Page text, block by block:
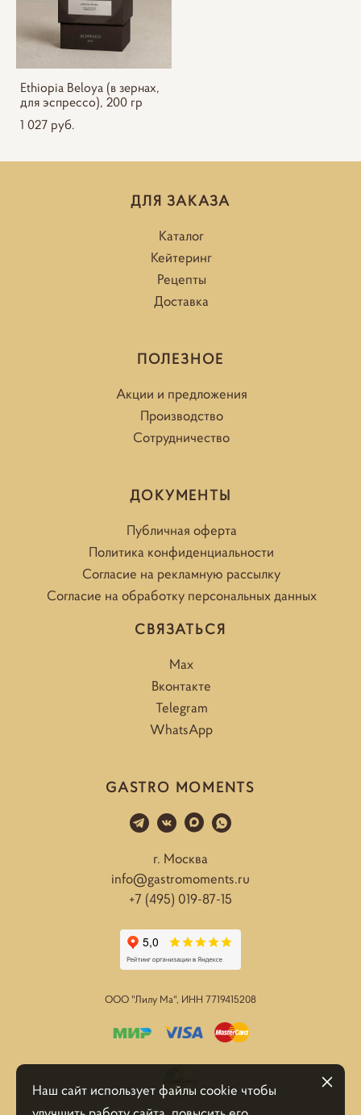
Ethiopia Beloya (в зернах,
для эспрессо), 200 гр
1 027 pуб.
ДЛЯ ЗАКАЗА
Каталог
Кейтеринг
Рецепты
Доставка
ПОЛЕЗНОЕ
Акции и предложения
Производство
Сотрудничество
ДОКУМЕНТЫ
Публичная оферта
Политика конфиденциальности
Согласие на рекламную рассылку
Согласие на обработку персональных данных
СВЯЗАТЬСЯ
Max
Вконтакте
Telegram
WhatsApp
GASTRO MOMENTS
г. Москва
info@gastromoments.ru
+7 (495) 019-87-15
ООО "Лилу Ма", ИНН 7719415208
Наш сайт использует файлы cookie чтобы